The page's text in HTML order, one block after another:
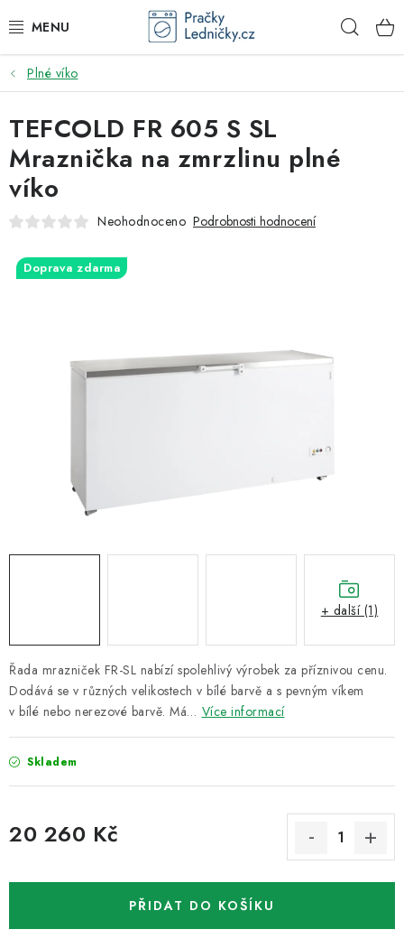
na
DODAVATEL
VESTAVNÉ SPOTŘEBIČE
VOLNĚ STOJÍCÍ SPOTŘEBIČE
DŘEZY A BATERIE
ODSAVAČE PAR
GASTRO
Garance nejnižší ceny
Montáže spotřebičů
Plné víko
Řada mrazniček FR-SL nabízí spolehlivý výrobek za příznivou cenu.
Dodává se v různých velikostech v bílé barvě a s pevným víkem
v bílé nebo nerezové barvě. Má… Více informací
Skladem
20 260 Kč
PŘIDAT DO KOŠÍKU
TEFCOLD FR 605 S SL
Mraznička na zmrzlinu plné
víko
Neohodnoceno Podrobnosti hodnocení
Doprava zdarma
+ další (1)